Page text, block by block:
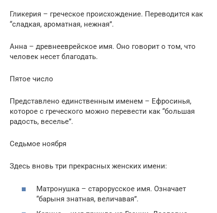
Гликерия – греческое происхождение. Переводится как
“сладкая, ароматная, нежная”.
Анна – древнееврейское имя. Оно говорит о том, что
человек несет благодать.
Пятое число
Представлено единственным именем – Ефросинья,
которое с греческого можно перевести как “большая
радость, веселье”.
Седьмое ноября
Здесь вновь три прекрасных женских имени:
Матронушка – старорусское имя. Означает
“барыня знатная, величавая”.